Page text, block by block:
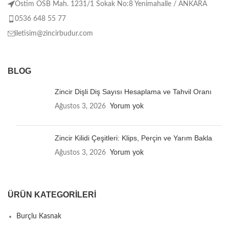
Ostim OSB Mah. 1231/1 Sokak No:8 Yenimahalle / ANKARA
0536 648 55 77
iletisim@zincirbudur.com
BLOG
Zincir Dişli Diş Sayısı Hesaplama ve Tahvil Oranı
Ağustos 3, 2026 Yorum yok
Zincir Kilidi Çeşitleri: Klips, Perçin ve Yarım Bakla
Ağustos 3, 2026 Yorum yok
ÜRÜN KATEGORILERI
Burçlu Kasnak